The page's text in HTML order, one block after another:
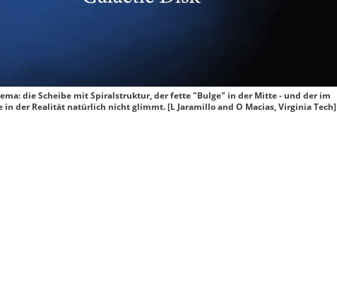
die Scheibe mit Spiralstruktur, der fette "Bulge" in der Mitte - und der im
der Realität natürlich nicht glimmt. [L Jaramillo and O Macias, Virginia Tech]